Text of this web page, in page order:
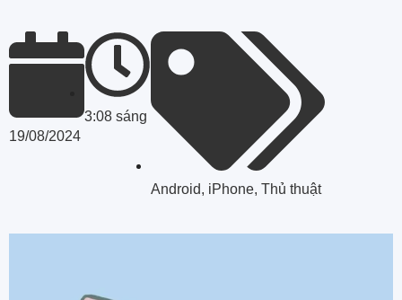
19/08/2024
3:08 sáng
Android, iPhone, Thủ thuật